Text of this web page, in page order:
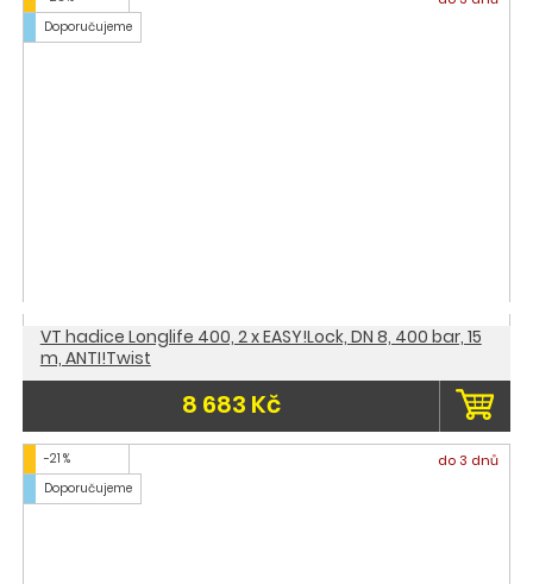
Doporučujeme
VT hadice Longlife 400, 2 x EASY!Lock, DN 8, 400 bar, 15
m, ANTI!Twist
8 683 Kč
-21 %
Doporučujeme
do 3 dnů